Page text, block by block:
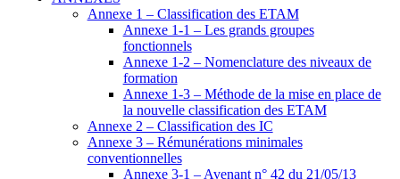
Annexe 1 – Classification des ETAM
Annexe 1-1 – Les grands groupes
fonctionnels
Annexe 1-2 – Nomenclature des niveaux de
formation
Annexe 1-3 – Méthode de la mise en place de
la nouvelle classification des ETAM
Annexe 2 – Classification des IC
Annexe 3 – Rémunérations minimales
conventionnelles
Annexe 3-1 – Avenant n° 42 du 21/05/13